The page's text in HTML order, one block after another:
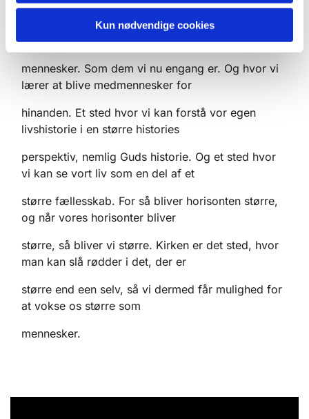
Kun nødvendige cookies
et sted, hvor vi kan være mennesker, og ikke
maskiner. Hvor vi tales til som
mennesker. Som dem vi nu engang er. Og hvor vi
lærer at blive medmennesker for
hinanden. Et sted hvor vi kan forstå vor egen
livshistorie i en større histories
perspektiv, nemlig Guds historie. Og et sted hvor
vi kan se vort liv som en del af et
større fællesskab. For så bliver horisonten større,
og når vores horisonter bliver
større, så bliver vi større. Kirken er det sted, hvor
man kan slå rødder i det, der er
større end een selv, så vi dermed får mulighed for
at vokse os større som
mennesker.